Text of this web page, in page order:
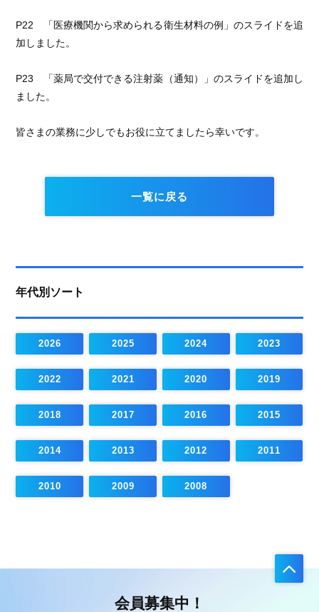
P22 「医療機関から求められる衛生材料の例」のスライドを追
加しました。
P23 「薬局で交付できる注射薬（通知）」のスライドを追加し
ました。
皆さまの業務に少しでもお役に立てましたら幸いです。
一覧に戻る
年代別ソート
2026 2025 2024 2023
2022 2021 2020 2019
2018 2017 2016 2015
2014 2013 2012 2011
2010 2009 2008
会員募集中！